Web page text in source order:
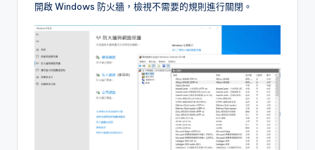
開啟 Windows 防火牆，檢視不需要的規則進行關閉。